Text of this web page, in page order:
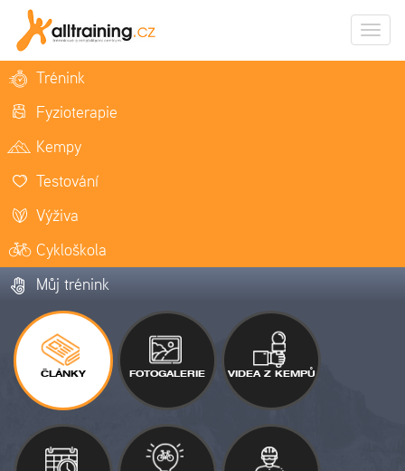
Trénink
Fyzioterapie
Kempy
Testování
Výživa
Cykloškola
Můj trénink
ČLÁNKY FOTOGALERIE VIDEA Z KEMPŮ